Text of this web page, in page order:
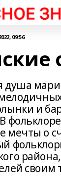
09:56
душа мари
и
мечты о
своим